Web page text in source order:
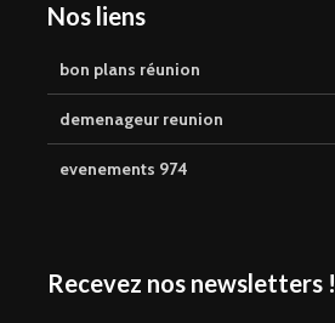
Nos liens
bon plans réunion
demenageur reunion
evenements 974
Recevez nos newsletters !